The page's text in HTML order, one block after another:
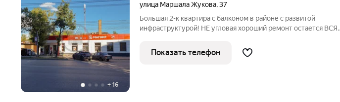
+ 16
улица Маршала Жукова,37
Большая 2-к квартира с балконом в районе с развитой
инфраструктурой! НЕ угловая хороший ремонт остается ВСЯ
постройки. НЕ угловая, 4-й этаж. Общая площадь квартиры - 47
кв.м. В квартире 2
Показать телефон